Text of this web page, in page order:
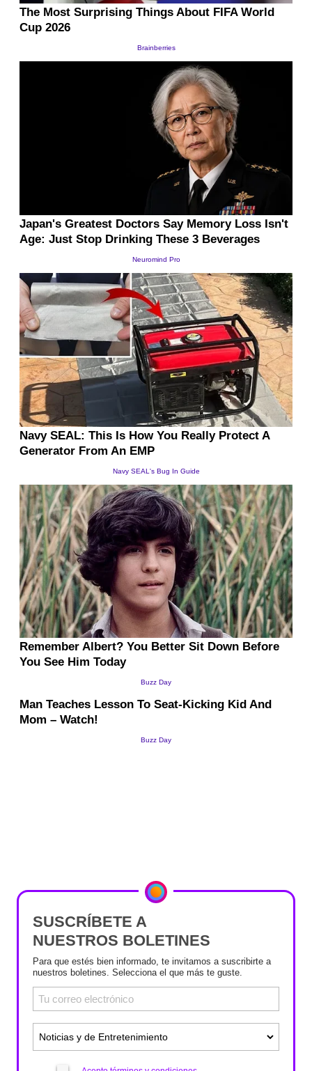
SUSCRÍBETE A
NUESTROS BOLETINES
Para que estés bien informado, te invitamos a suscribirte a
nuestros boletines. Selecciona el que más te guste.